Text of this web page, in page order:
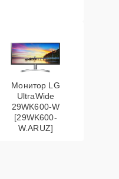
Монитор LG
UltraWide
29WK600-W
[29WK600-
W.ARUZ]